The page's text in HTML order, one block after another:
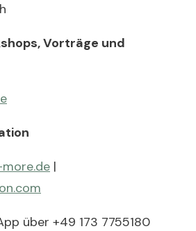
Vorträge und
|
über +49 173 7755180